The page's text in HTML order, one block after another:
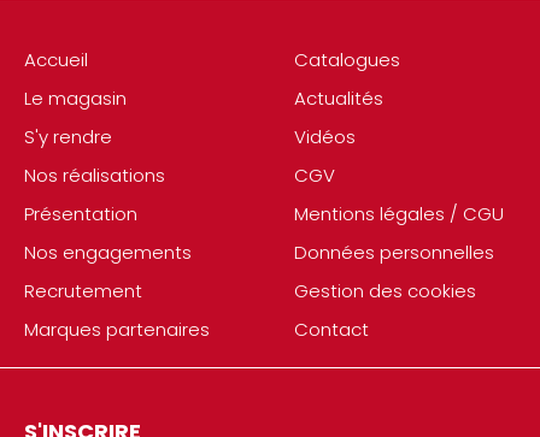
Accueil
Le magasin
S'y rendre
Nos réalisations
Présentation
Nos engagements
Recrutement
Marques partenaires
Catalogues
Actualités
Vidéos
CGV
Mentions légales / CGU
Données personnelles
Gestion des cookies
Contact